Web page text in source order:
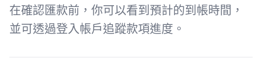
在確認匯款前，你可以看到預計的到帳時間，
並可透過登入帳戶追蹤款項進度。